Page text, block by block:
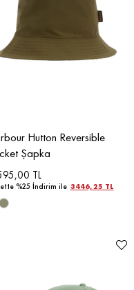
Hutton Reversible
Şapka
TL
%25 İndirim ile 3446,25 TL